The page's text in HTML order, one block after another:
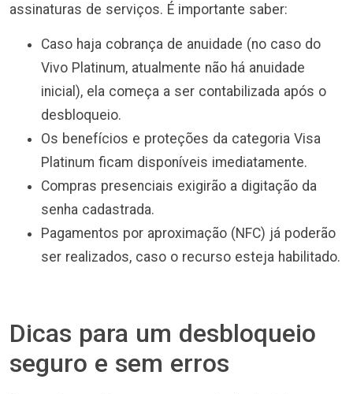
assinaturas de serviços. É importante saber:
Caso haja cobrança de anuidade (no caso do
Vivo Platinum, atualmente não há anuidade
inicial), ela começa a ser contabilizada após o
desbloqueio.
Os benefícios e proteções da categoria Visa
Platinum ficam disponíveis imediatamente.
Compras presenciais exigirão a digitação da
senha cadastrada.
Pagamentos por aproximação (NFC) já poderão
ser realizados, caso o recurso esteja habilitado.
Dicas para um desbloqueio
seguro e sem erros